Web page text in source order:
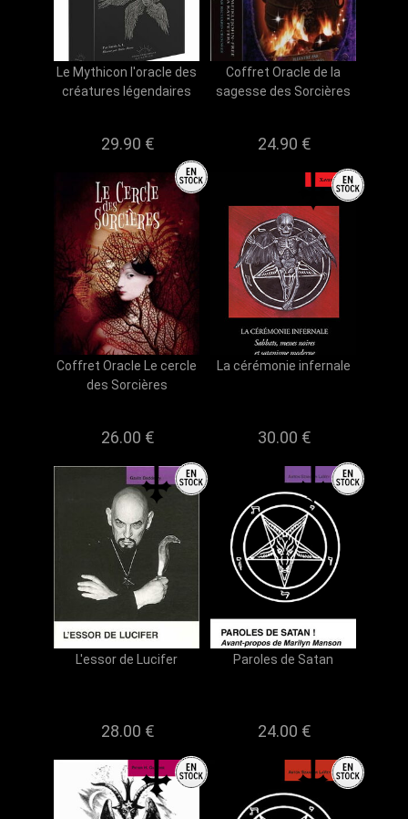
Le Mythicon l'oracle des
créatures légendaires
29.90 €
Coffret Oracle de la
sagesse des Sorcières
24.90 €
Coffret Oracle Le cercle
des Sorcières
26.00 €
La cérémonie infernale
30.00 €
L'essor de Lucifer
28.00 €
Paroles de Satan
24.00 €